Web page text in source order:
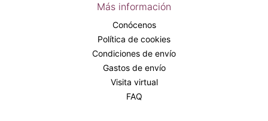
Más información
Conócenos
Política de cookies
Condiciones de envío
Gastos de envío
Visita virtual
FAQ